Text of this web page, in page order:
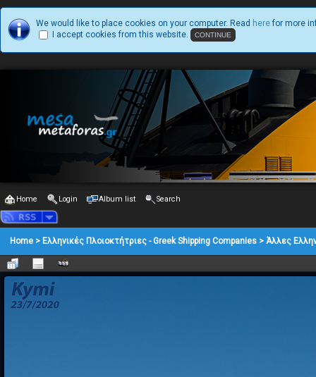
We would like to place cookies on your computer. Read here for more
I accept cookies from this website.
Home Login Album list Search
Home > Ελληνικές Πλοιοκτήτριες - Greek Shipping Companies > Άλλες